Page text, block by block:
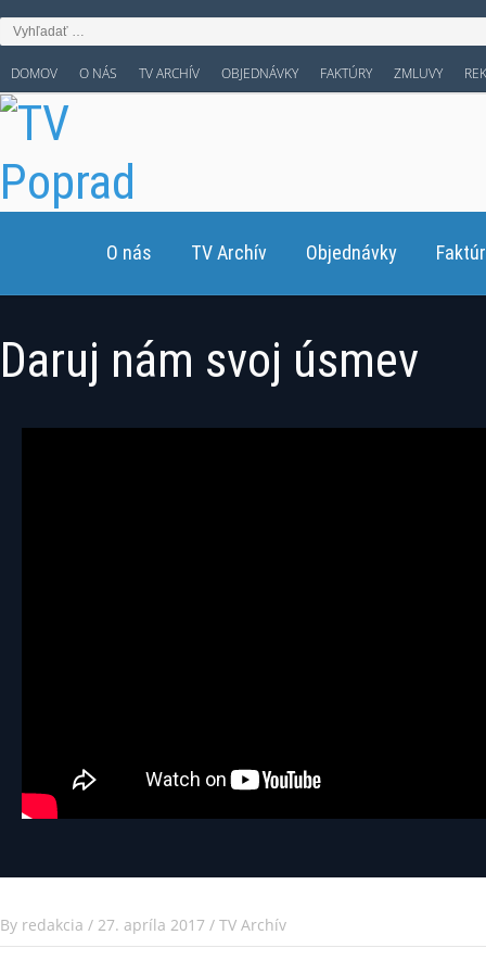
DOMOV O NÁS TV ARCHÍV OBJEDNÁVKY FAKTÚRY ZMLUVY
O nás TV Archív Objednávky
Daruj nám svoj úsmev
By redakcia / 27. apríla 2017 / TV Archív